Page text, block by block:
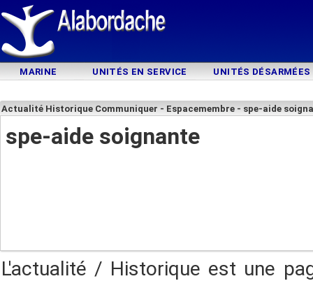
MARINE UNITÉS EN SERVICE UNITÉS DÉSARMÉES
Actualité Historique Communiquer - Espacemembre - spe-aide
spe-aide soignante
L'actualité / Historique est une